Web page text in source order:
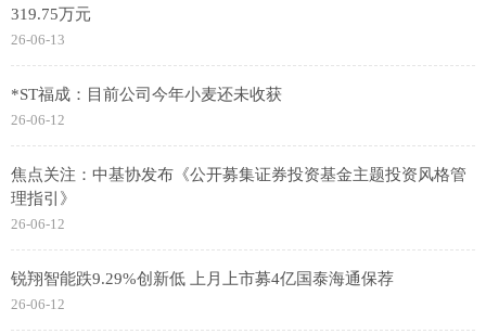
319.75万元
26-06-13
*ST福成：目前公司今年小麦还未收获
26-06-12
焦点关注：中基协发布《公开募集证券投资基金主题投资风格管
理指引》
26-06-12
锐翔智能跌9.29%创新低 上月上市募4亿国泰海通保荐
26-06-12